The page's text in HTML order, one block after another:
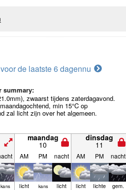
de laatste 6 dagennu
summary:
zwaarst tijdens zaterdagavond.
min 15°C op
zal licht zijn over het algemeen.
maandag
10
dinsdag
11
AM PM nacht AM PM nacht
kans licht kans licht licht lichte gem.